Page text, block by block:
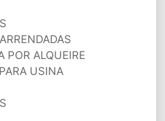
POR ALQUEIRE
USINA